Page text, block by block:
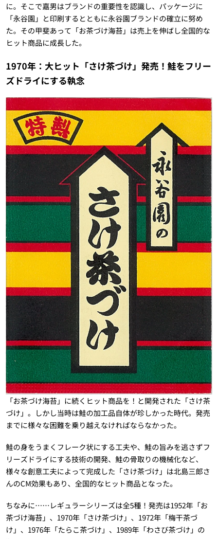
に。そこで嘉男はブランドの重要性を認識し、パッケージに
「永谷園」と印刷するとともに永谷園ブランドの確立に努め
た。その甲斐あって「お茶づけ海苔」は売上を伸ばし全国的な
ヒット商品に成長した。
1970年：大ヒット「さけ茶づけ」発売！鮭をフリー
ズドライにする執念
「お茶づけ海苔」に続くヒット商品を！と開発された「さけ茶
づけ」。しかし当時は鮭の加工品自体が珍しかった時代。発売
までに様々な困難を乗り越えなければならなかった。
鮭の身をうまくフレーク状にする工夫や、鮭の旨みを逃さずフ
リーズドライにする技術の開発、鮭の骨取りの機械化など、
様々な創意工夫によって完成した「さけ茶づけ」は北島三郎さ
んのCM効果もあり、全国的なヒット商品となった。
ちなみに……レギュラーシリーズは全5種！発売は1952年「お
茶づけ海苔」、1970年「さけ茶づけ」、1972年「梅干茶づ
け」、1976年「たらこ茶づけ」、1989年「わさび茶づけ」の